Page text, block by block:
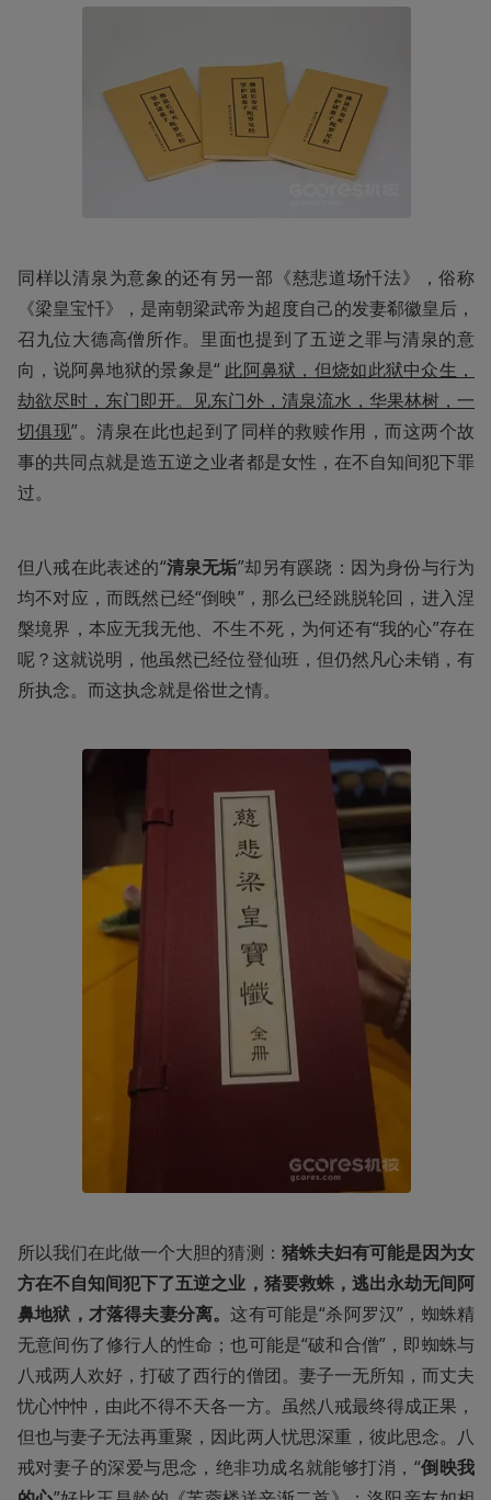
同样以清泉为意象的还有另一部《慈悲道场忏法》，俗称
《梁皇宝忏》，是南朝梁武帝为超度自己的发妻郗徽皇后，
召九位大德高僧所作。里面也提到了五逆之罪与清泉的意
向，说阿鼻地狱的景象是“ 此阿鼻狱，但烧如此狱中众生，
劫欲尽时，东门即开。见东门外，清泉流水，华果林树，一
切俱现”。清泉在此也起到了同样的救赎作用，而这两个故
事的共同点就是造五逆之业者都是女性，在不自知间犯下罪
过。
但八戒在此表述的“清泉无垢”却另有蹊跷：因为身份与行为
均不对应，而既然已经“倒映”，那么已经跳脱轮回，进入涅
槃境界，本应无我无他、不生不死，为何还有“我的心”存在
呢？这就说明，他虽然已经位登仙班，但仍然凡心未销，有
所执念。而这执念就是俗世之情。
所以我们在此做一个大胆的猜测： 猪蛛夫妇有可能是因为女
方在不自知间犯下了五逆之业，猪要救蛛，逃出永劫无间阿
鼻地狱，才落得夫妻分离。这有可能是“杀阿罗汉”，蜘蛛精
无意间伤了修行人的性命；也可能是“破和合僧”，即蜘蛛与
八戒两人欢好，打破了西行的僧团。妻子一无所知，而丈夫
忧心忡忡，由此不得不天各一方。虽然八戒最终得成正果，
但也与妻子无法再重聚，因此两人忧思深重，彼此思念。八
戒对妻子的深爱与思念，绝非功成名就能够打消，“倒映我